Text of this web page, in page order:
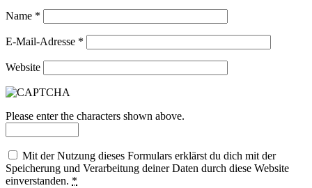
Name *
E-Mail-Adresse *
Website
Please enter the characters shown above.
Mit der Nutzung dieses Formulars erklärst du dich mit der
Speicherung und Verarbeitung deiner Daten durch diese Website
einverstanden. *